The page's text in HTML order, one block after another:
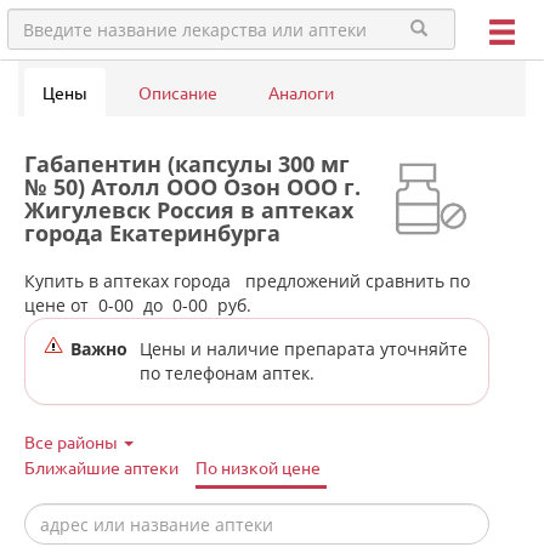
Цены Описание Аналоги
Габапентин (капсулы 300 мг
№ 50) Атолл ООО Озон ООО г.
Жигулевск Россия в аптеках
города Екатеринбурга
Купить в аптеках города
предложений сравнить по
цене от 0-00 до 0-00 руб.
Важно
Цены и наличие препарата уточняйте
по телефонам аптек.
Все районы
Ближайшие аптеки
По низкой цене